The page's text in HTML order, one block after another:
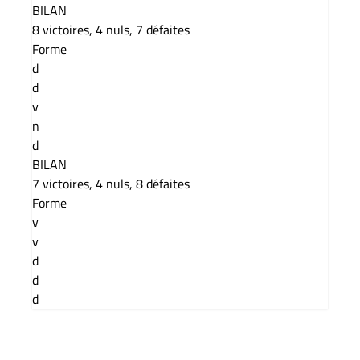
BILAN
8 victoires, 4 nuls, 7 défaites
Forme
d
d
v
n
d
BILAN
7 victoires, 4 nuls, 8 défaites
Forme
v
v
d
d
d